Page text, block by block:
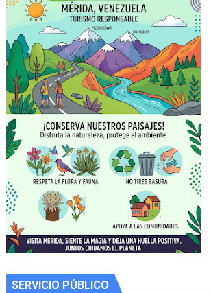
SERVICIO PÚBLICO